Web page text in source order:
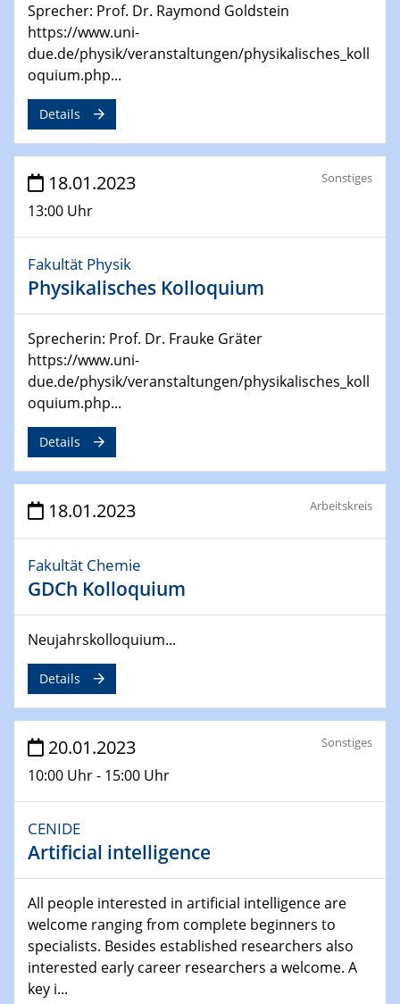
Fähigkeiten für Hochschule der Zukunft
27.04.2023
CENIDE Start-Up Day
27.04.2023
Small Angle Scattering as a Tool for
02.05.2023 - 04.05.2023
04.05.2023
Ringvorlesung
Grüne Transformation oder Greenwashing?
Klimaschutz und Nachhaltigkeit in der Kunstmuseums-
und Ausstellungspolitik
08.05.2023 - 12.05.2023
Defects in Two-dimensional Materials
750. WE-Heraeus-Seminar
Ringvorlesung
Mission Possible – Klimaneutrale Stahlindustrie im
Ruhrgebiet
17.05.2023
UDE Thema "Sicherheitsaspekte beim
Ausblasen von Wasserstoff in die
Atmosphäre"
reaktiver Strömungen
22.05.2023 - 24.05.2023
Pint of Science Duisburg
10. NRW Nano-Konferenz
25.05.2023
Bildung als Transformation
25.05.2023
CENIDE Mitgliederversammlung
Sprecher: Prof. Dr. Raymond Goldstein
https://www.uni-
due.de/physik/veranstaltungen/physikalisches_koll
oquium.php...
Details
18.01.2023
13:00 Uhr
Sonstiges
Fakultät Physik
Physikalisches Kolloquium
Sprecherin: Prof. Dr. Frauke Gräter
https://www.uni-
due.de/physik/veranstaltungen/physikalisches_koll
oquium.php...
Details
18.01.2023 Arbeitskreis
Fakultät Chemie
GDCh Kolloquium
Neujahrskolloquium...
Details
20.01.2023
10:00 Uhr - 15:00 Uhr
Sonstiges
CENIDE
Artificial intelligence
All people interested in artificial intelligence are
welcome ranging from complete beginners to
specialists. Besides established researchers also
interested early career researchers a welcome. A
key i...